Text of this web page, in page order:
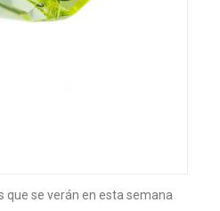
que se verán en esta semana